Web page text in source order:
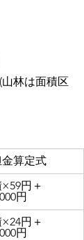
林は面積区
金算定式
円＋
円
円＋
円